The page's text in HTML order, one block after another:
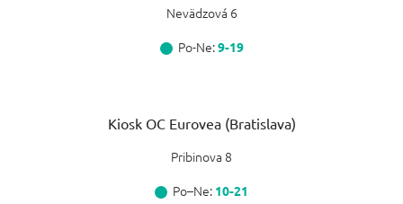
Nevädzová 6
Po-Ne:9-19
Kiosk OC Eurovea (Bratislava)
Pribinova 8
Po–Ne: 10-21